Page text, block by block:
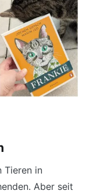
Tieren in
Aber seit